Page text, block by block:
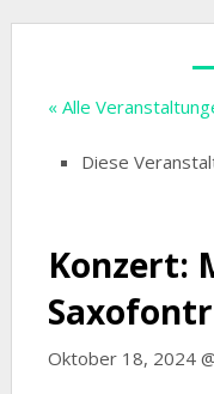
« Alle
Diese
Konzert:
Oktober 18, 2024